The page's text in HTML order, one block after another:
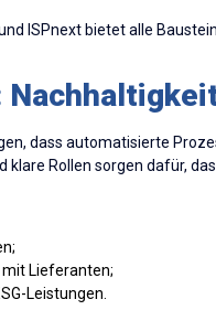
ISPnext bietet alle
dass automatisierte
Rollen sorgen dafür,
Lieferanten;
Leistungen.